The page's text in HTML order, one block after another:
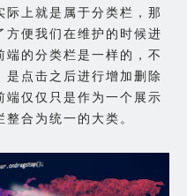
上就是属于分类栏，那
方便我们在维护的时候进
的分类栏是一样的，不
点击之后进行增加删除
端仅仅只是作为一个展示
合为统一的大类。